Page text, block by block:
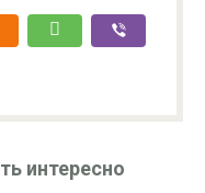
интересно